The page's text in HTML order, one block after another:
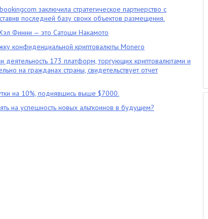
заключила стратегическое партнерство с
последней базу своих объектов размещения.
Финни — это Сатоши Накамото
конфиденциальной криптовалюты Monero
деятельность 173 платформ, торгующих криптовалютами и
на гражданах страны, свидетельствует отчет
на 10%, поднявшись выше $7000.
на успешность новых альткоинов в будущем?